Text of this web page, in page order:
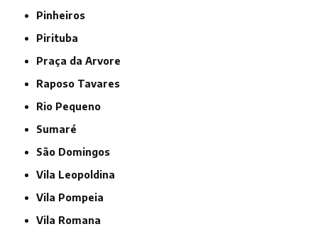
Pinheiros
Pirituba
Praça da Arvore
Raposo Tavares
Rio Pequeno
Sumaré
São Domingos
Vila Leopoldina
Vila Pompeia
Vila Romana